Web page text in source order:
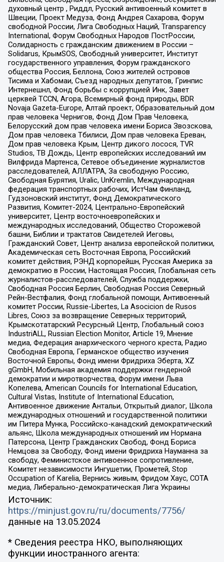
духовный центр , Риддл, Русский антивоенный комитет в
Швеции, Проект Медуза, Фонд Андрея Сахарова, Форум
свободной России, Лига Свободных Наций, Transparеncy
International, Форум Свободных Народов ПостРоссии,
Солидарность с гражданским движением в России –
Solidarus, КрымSOS, Свободный университет, Институт
государственного управления, Форум гражданского
общества Россия, Беллона, Союз жителей островов
Тисима и Хабомаи, Съезд народных депутатов, Гринпис
Интернешнл, Фонд борьбы с коррупцией Инк, Завет
церквей TCCN, Агора, Всемирный фонд природы, BDR
Novaja Gazeta-Europe, Алтай проект, Образовательный дом
прав человека Чернигов, Фонд Дом Прав Человека,
Белорусский дом прав человека имени Бориса Звозскова,
Дом прав человека Тбилиси, Дом прав человека Ереван,
Дом прав человека Крым, Центр дикого лосося, TVR
Studios, ТВ Дождь, Центр европейских исследований им
Вилфрида Мартенса, Сетевое объединение журналистов
расследователей, АЛЛАТРА, За свободную Россию,
Свободная Бурятия, Uralic, UnKremlin, Международная
федерация транспортных рабочих, ИстЧам Финланд,
Гудзоновский институт, Фонд Демократического
Развития, Комитет-2024, Центрально-Европейский
университет, Центр восточноевропейских и
международных исследований, Общество Сторожевой
башни, Библии и трактатов Свидетелей Иеговы,
Гражданский Совет, Центр анализа европейской политики,
Академическая сеть Восточная Европа, Российский
комитет действия, РЭНД корпорейшн, Русская Америка за
демократию в России, Настоящая Россия, Глобальная сеть
журналистов-расследователей, Служба поддержки,
Свободная Россия Берлин, Свободная Россия Северный
Рейн-Вестфалия, Фонд глобальной помощи, Антивоенный
комитет России, Russie-Libertes, La Asocicion de Rusos
Libres, Союз за возвращение Северных территорий,
Крымскотатарский Ресурсный Центр, Глобальный союз
IndustriALL, Russian Election Monitor, Article 19, Мнение
медиа, Федерация анархического черного креста, Радио
Свободная Европа, Германское общество изучения
Восточной Европы, Фонд имени Фридриха Эберта, XZ
gGmbH, Мобильная академия поддержки гендерной
демократии и миротворчества, Форум имени Льва
Копелева, American Councils for International Education,
Cultural Vistas, Institute of International Education,
Антивоенное движение Антальи, Открытый диалог, Школа
международных отношений и государственной политики
им Питера Мунка, Российско-канадский демократический
альянс, Школа международных отношений им Нормана
Патерсона, Центр Гражданских Свобод, Фонд Бориса
Немцова за Свободу, Фонд имени Фридриха Науманна за
свободу, Феминистское антивоенное сопротивление,
Комитет независимости Ингушетии, Прометей, Stop
Occupation of Karelia, Вернись живым, Фридом Хаус, СОТА
медиа, Либерально-демократическая Лига Украины
Источник:
https://minjust.gov.ru/ru/documents/7756/
данные на 13.05.2024
* Сведения реестра НКО, выполняющих
функции иностранного агента: